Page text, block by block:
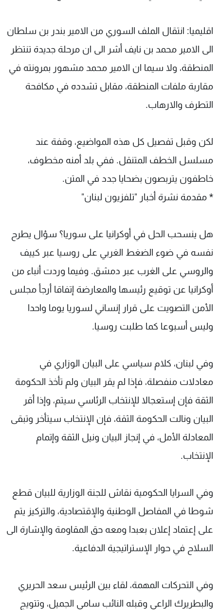
اقليميا: انتقال الملف السوري من الامير بندر بن سلطان
الى الامير محمد بن نايف أشر الى ان مرحلة جديدة تنتظر
المنطقة، ولا سيما ان الامير محمد مشهور بمرونته في
مقاربة ملفات المنطقة، مقابل تشدده في مكافحة
التطرف والارهاب.
لكن وقبل تفصيل كل هذه المواضيع، وقفة عند
مسلسل الخطف المتنقل. ففي بلد أمنه مخطوف،
خاطفون يتربصون بضحايا جدد في المتن.
* مقدمة نشرة أخبار "تلفزيون لبنان"
هل ينسحب الحل في أوكرانيا على سوريا؟ سؤال يطرح
نفسه في ضوء الضغط الغربي على روسيا عبر كييف
والروسي على الغرب عبر دمشق. وفيما وردت أنباء من
أوكرانيا عن توقيع رئيسها والمعارضة إتفاقا أرجأ مجلس
الأمن التصويت على قرار إنساني لسوريا يوما واحدا
وليس أسبوعا كما طلبت روسيا.
وفي لبنان، كلام سياسي على البيان الوزاري في
معادلات منفصلة، فإذا لم يقر البيان ولم تأخذ الحكومة
الثقة فإن إستعجالا للإنتخاب الرئاسي سيتم، وإذا أقر
البيان ونالت الحكومة الثقة، فإن الإنتخاب سيتأخر وتبقى
المعادلة الأمل، في إنجاز البيان ونيل الثقة وإتمام
الإنتخاب.
وفي السرايا الحكومية نقاش للجنة الوزارية للبيان قطع
شوطا في المفاصل الوطنية والإقتصادية، والتركيز يتم
على إعتماد إعلان بعبدا ومعه حق المقاومة والإشارة الى
السلاح في حوار الإستراتيجية الدفاعية.
وفي التحركات المهمة، لقاء بين الرئيس سعد الحريري
والبطريرك الراعي وقبله النائب سامي الجميل، وتتويج